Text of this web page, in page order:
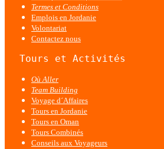
Termes et Conditions
Emplois en Jordanie
Volontariat
Contactez nous
Tours et Activités
Où Aller
Team Building
Voyage d´Affaires
Tours en Jordanie
Tours en Oman
Tours Combinés
Conseils aux Voyageurs